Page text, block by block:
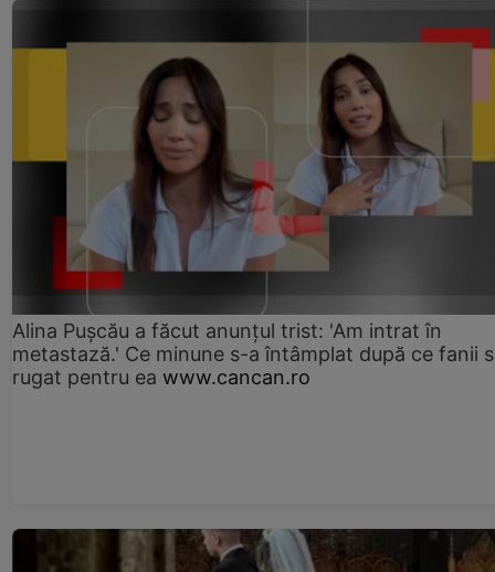
Alina Pușcău a făcut anunțul trist: 'Am intrat în
metastază.' Ce minune s-a întâmplat după ce fanii
rugat pentru ea www.cancan.ro